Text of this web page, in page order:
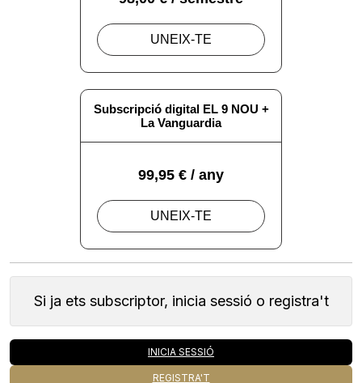
Si ja ets subscriptor, inicia sessió o registra't
INICIA SESSIÓ
REGISTRA'T